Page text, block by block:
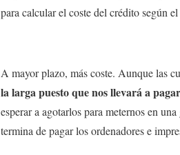
para calcular el coste del crédito según
A mayor plazo, más coste. Aunque las
la larga puesto que nos llevará a
esperar a agotarlos para meternos en
termina de pagar los ordenadores e